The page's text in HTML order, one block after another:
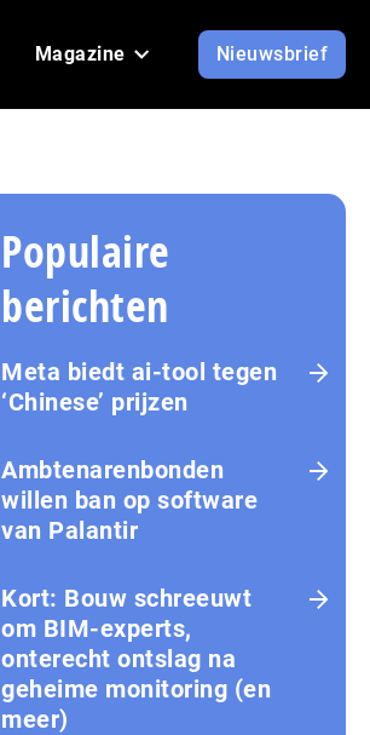
Magazine Nieuwsbrief
Populaire
berichten
Meta biedt ai-tool tegen
‘Chinese’ prijzen
Ambtenarenbonden
willen ban op software
van Palantir
Kort: Bouw schreeuwt
om BIM-experts,
onterecht ontslag na
geheime monitoring (en
meer)